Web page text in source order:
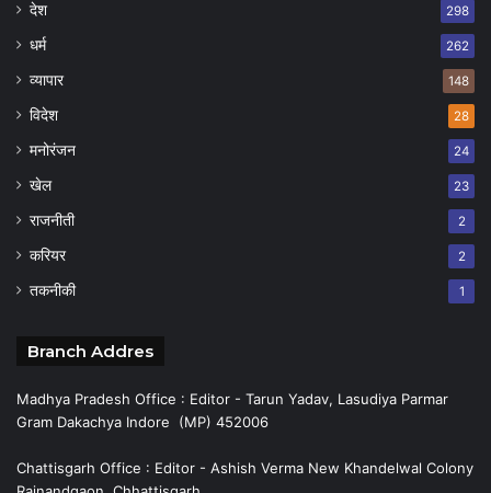
देश 298
धर्म 262
व्यापार 148
विदेश 28
मनोरंजन 24
खेल 23
राजनीती 2
करियर 2
तकनीकी 1
Branch Addres
Madhya Pradesh Office : Editor - Tarun Yadav, Lasudiya Parmar
Gram Dakachya Indore (MP) 452006
Chattisgarh Office : Editor - Ashish Verma New Khandelwal Colony